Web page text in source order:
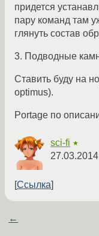
придется
пару команд там
глянуть состав
3. Подводные
Ставить буду на
optimus).
Portage по
sci-fi ★
Ссылка
←